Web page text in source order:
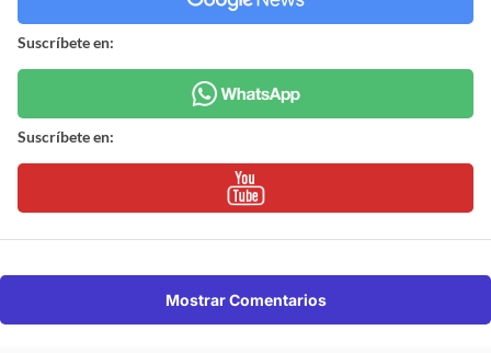
Suscríbete en:
Suscríbete en:
Mostrar Comentarios